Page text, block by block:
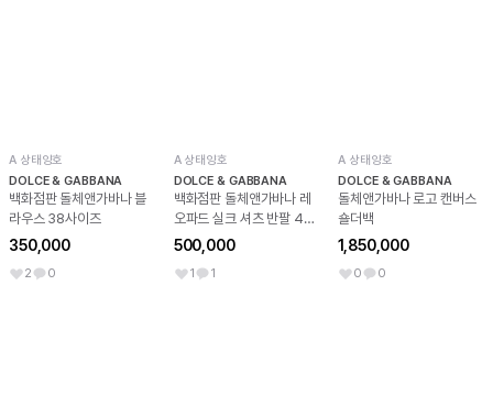
A 상태양호
DOLCE & GABBANA
백화점판 돌체앤가바나 블
라우스 38사이즈
350,000
2 0
A 상태양호
DOLCE & GABBANA
백화점판 돌체앤가바나 레
오파드 실크 셔츠 반팔 40
사이즈
500,000
1 1
A 상태양호
DOLCE & GABBANA
돌체앤가바나 로고 캔버스
숄더백
1,850,000
0 0